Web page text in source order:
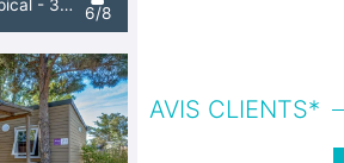
AVIS CLIENTS*
Chalet Ciela Privilège Tropical - 3 Chambres - Lave-Vaisselle, Plancha 6/8